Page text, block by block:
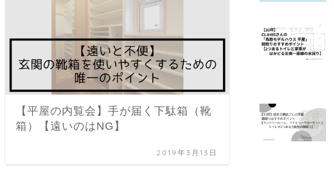
【平屋の内覧会】手が届く下駄箱（靴
箱）【遠いのはNG】
2019年3月13日